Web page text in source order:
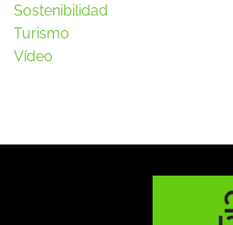
Sostenibilidad
Turismo
Vídeo